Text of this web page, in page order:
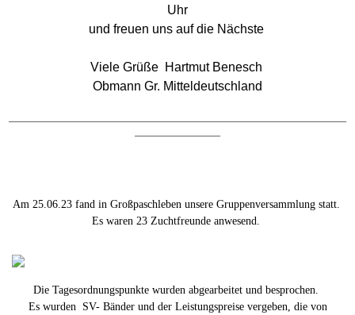
Uhr
und freuen uns auf die Nächste
Viele Grüße Hartmut Benesch
Obmann Gr. Mitteldeutschland
Am 25.06.23 fand in Großpaschleben unsere Gruppenversammlung statt.
Es waren 23 Zuchtfreunde anwesend.
Die Tagesordnungspunkte wurden abgearbeitet und besprochen.
Es wurden SV- Bänder und der Leistungspreise vergeben, die von